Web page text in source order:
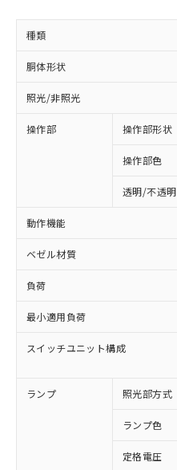
種類
胴体形状
照光/非照光
操作部 操作部形状
操作部色
透明/不透明
動作機能
ベゼル材質
負荷
最小適用負荷
スイッチユニット構成
ランプ 照光部方式
ランプ色
定格電圧